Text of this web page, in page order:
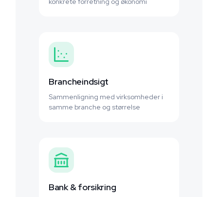
Brancheindsigt
Sammenligning med virksomheder i
samme branche og størrelse
Bank & forsikring